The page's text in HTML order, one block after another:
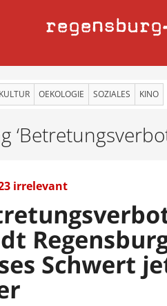
regensburg
KULTUR OEKOLOGIE SOZIALES KINO
irrelevant
Schwert